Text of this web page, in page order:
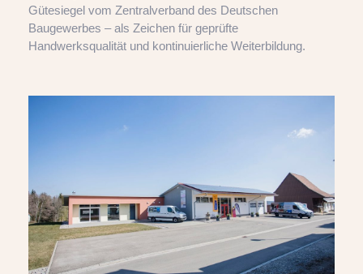
Gütesiegel vom Zentralverband des Deutschen
Baugewerbes – als Zeichen für geprüfte
Handwerksqualität und kontinuierliche Weiterbildung.